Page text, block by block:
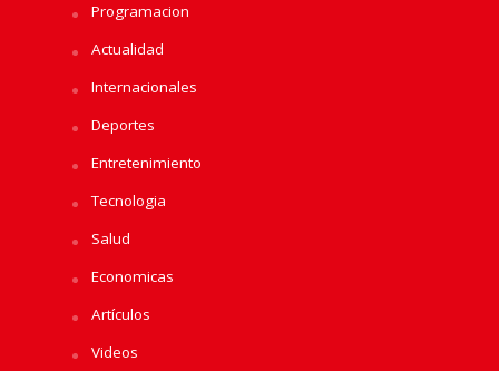
Programacion
Actualidad
Internacionales
Deportes
Entretenimiento
Tecnologia
Salud
Economicas
Artículos
Videos